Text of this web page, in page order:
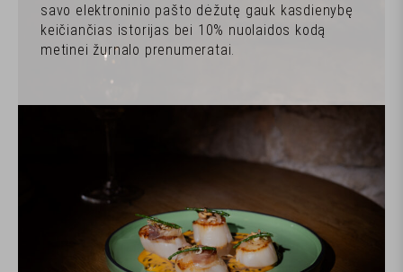
savo elektroninio pašto dėžutę gauk kasdienybę
keičiančias istorijas bei 10% nuolaidos kodą
metinei žurnalo prenumeratai.